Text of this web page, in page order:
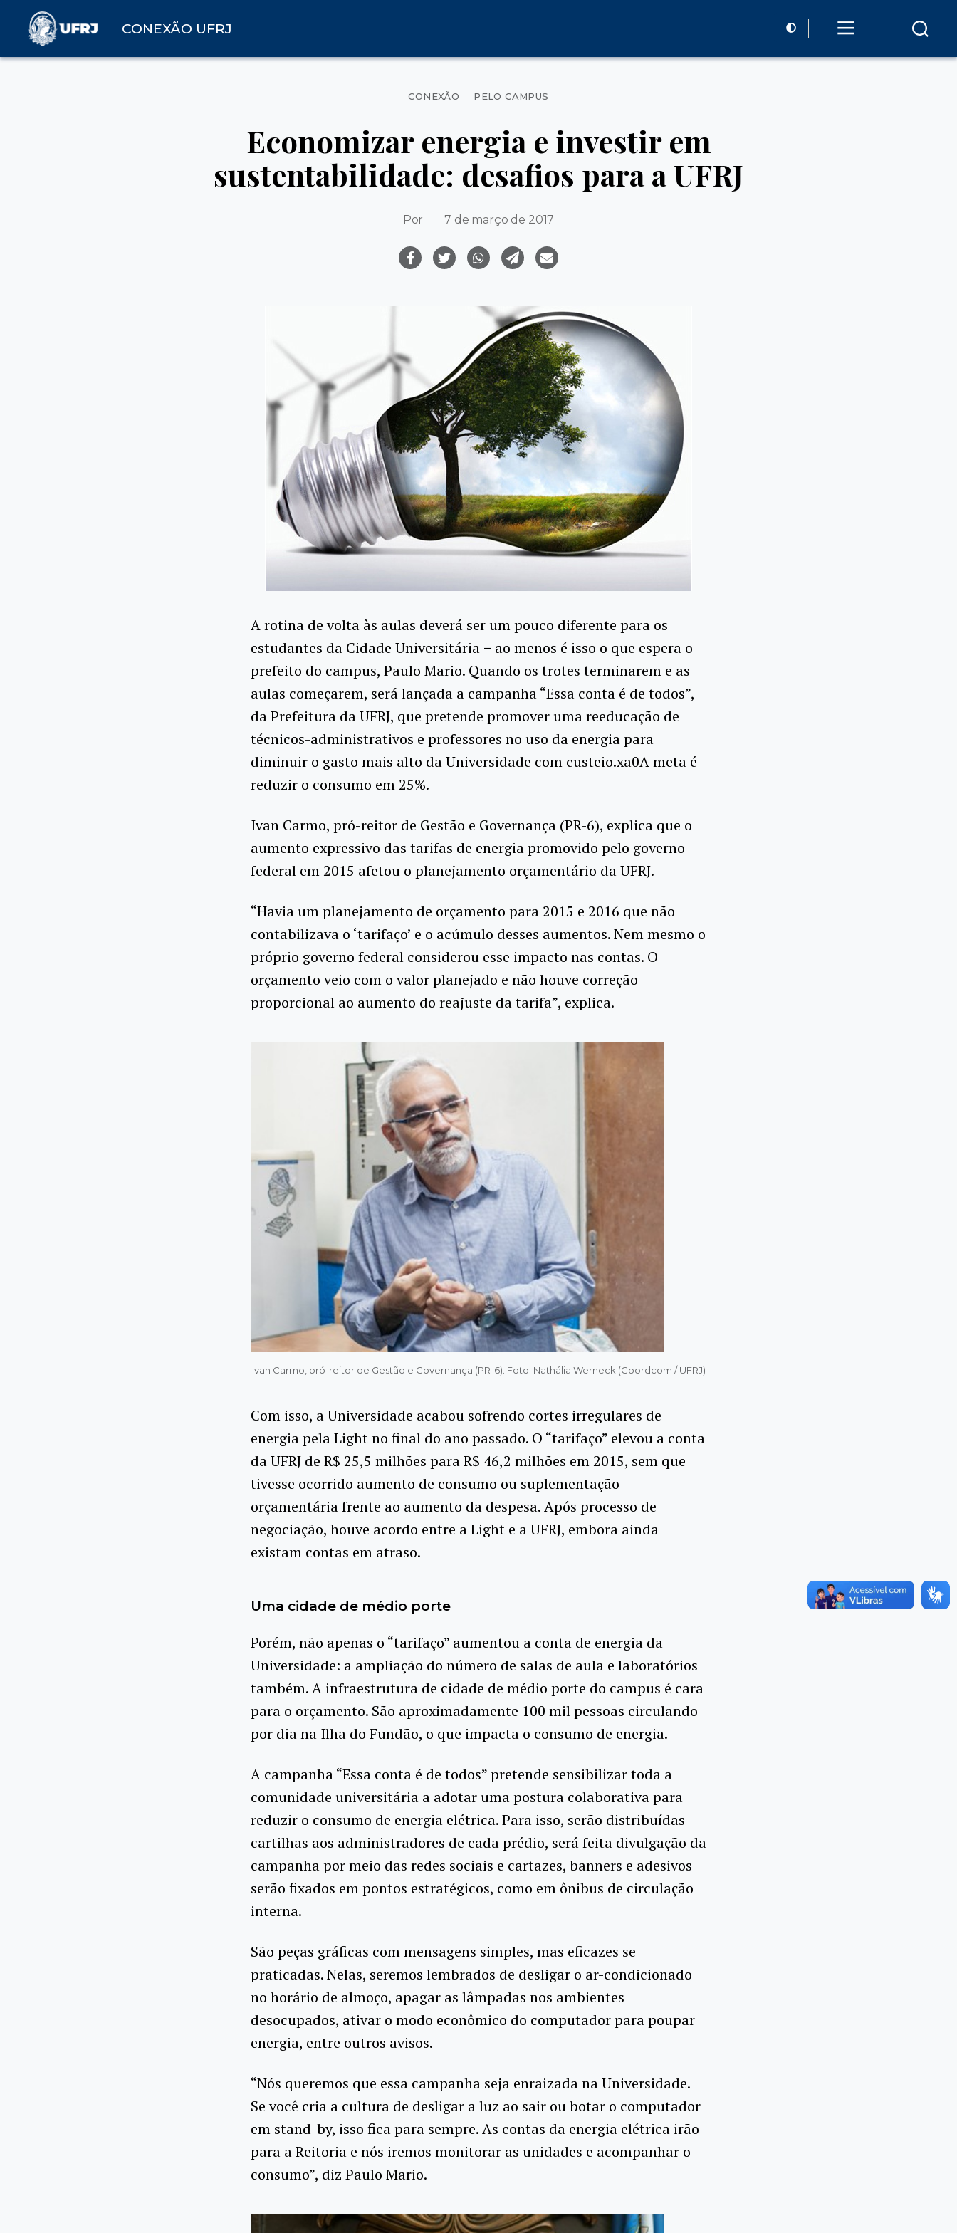
CONEXÃO UFRJ
Categorias
CONEXÃO PELO CAMPUS
Economizar energia e investir em
sustentabilidade: desafios para a UFRJ
Por 7 de março de 2017
A rotina de volta às aulas deverá ser um pouco diferente para os
estudantes da Cidade Universitária − ao menos é isso o que espera o
prefeito do campus, Paulo Mario. Quando os trotes terminarem e as
aulas começarem, será lançada a campanha “Essa conta é de todos”,
da Prefeitura da UFRJ, que pretende promover uma reeducação de
técnicos-administrativos e professores no uso da energia para
diminuir o gasto mais alto da Universidade com custeio.xa0A meta é
reduzir o consumo em 25%.
Ivan Carmo, pró-reitor de Gestão e Governança (PR-6), explica que o
aumento expressivo das tarifas de energia promovido pelo governo
federal em 2015 afetou o planejamento orçamentário da UFRJ.
“Havia um planejamento de orçamento para 2015 e 2016 que não
contabilizava o ‘tarifaço’ e o acúmulo desses aumentos. Nem mesmo o
próprio governo federal considerou esse impacto nas contas. O
orçamento veio com o valor planejado e não houve correção
proporcional ao aumento do reajuste da tarifa”, explica.
Ivan Carmo, pró-reitor de Gestão e Governança (PR-6). Foto: Nathália Werneck (Coordcom / UFRJ)
Com isso, a Universidade acabou sofrendo cortes irregulares de
energia pela Light no final do ano passado. O “tarifaço” elevou a conta
da UFRJ de R$ 25,5 milhões para R$ 46,2 milhões em 2015, sem que
tivesse ocorrido aumento de consumo ou suplementação
orçamentária frente ao aumento da despesa. Após processo de
negociação, houve acordo entre a Light e a UFRJ, embora ainda
existam contas em atraso.
Uma cidade de médio porte
Porém, não apenas o “tarifaço” aumentou a conta de energia da
Universidade: a ampliação do número de salas de aula e laboratórios
também. A infraestrutura de cidade de médio porte do campus é cara
para o orçamento. São aproximadamente 100 mil pessoas circulando
por dia na Ilha do Fundão, o que impacta o consumo de energia.
A campanha “Essa conta é de todos” pretende sensibilizar toda a
comunidade universitária a adotar uma postura colaborativa para
reduzir o consumo de energia elétrica. Para isso, serão distribuídas
cartilhas aos administradores de cada prédio, será feita divulgação da
campanha por meio das redes sociais e cartazes, banners e adesivos
serão fixados em pontos estratégicos, como em ônibus de circulação
interna.
São peças gráficas com mensagens simples, mas eficazes se
praticadas. Nelas, seremos lembrados de desligar o ar-condicionado
no horário de almoço, apagar as lâmpadas nos ambientes
desocupados, ativar o modo econômico do computador para poupar
energia, entre outros avisos.
“Nós queremos que essa campanha seja enraizada na Universidade.
Se você cria a cultura de desligar a luz ao sair ou botar o computador
em stand-by, isso fica para sempre. As contas da energia elétrica irão
para a Reitoria e nós iremos monitorar as unidades e acompanhar o
consumo”, diz Paulo Mario.